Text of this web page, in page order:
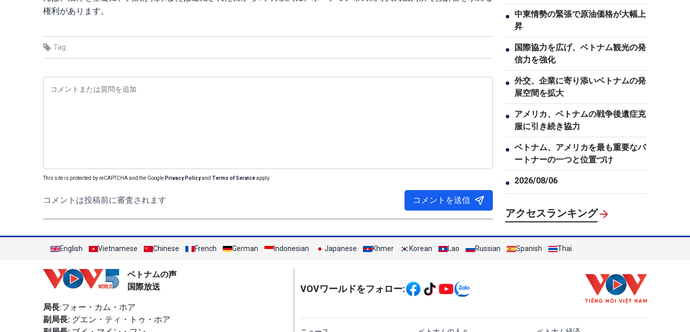
権利があります。
Tag:
This site is protected by reCAPTCHA and the Google Privacy Policyand Terms of Serviceapply.
コメントは投稿前に審査されます コメントを送信
● 中東情勢の緊張で原油価格が大幅上
昇
●
国際協力を広げ、ベトナム観光の発
信力を強化
● 外交、企業に寄り添いベトナムの発
展空間を拡大
● アメリカ、ベトナムの戦争後遺症克
服に引き続き協力
● ベトナム、アメリカを最も重要なパ
ートナーの一つと位置づけ
● 2026/08/06
アクセスランキング
English Vietnamese Chinese French German Indonesian Japanese Khmer Korean Lao Russian Spanish Thai
ベトナムの声
国際放送
局長:フォー・カム・ホア
副局長: グエン・ティ・トゥ・ホア
VOVワールドをフォロー:
menu footer tiếng Nhật